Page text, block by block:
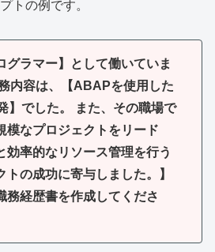
トの例です。
グラマー】として働いていま
内容は、【ABAPを使用した
】でした。 また、その職場で
模なプロジェクトをリード
効率的なリソース管理を行う
トの成功に寄与しました。】
務経歴書を作成してくださ